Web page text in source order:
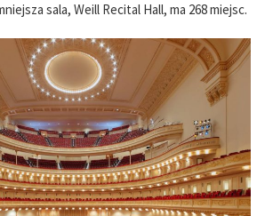
sala, Weill Recital Hall, ma 268 miejsc.